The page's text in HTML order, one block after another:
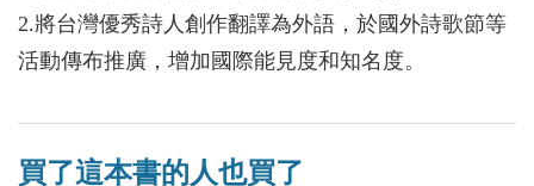
2.將台灣優秀詩人創作翻譯為外語，於國外詩歌節等
活動傳布推廣，增加國際能見度和知名度。
買了這本書的人也買了